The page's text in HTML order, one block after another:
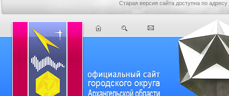
Старая версия сайта доступна по адресу